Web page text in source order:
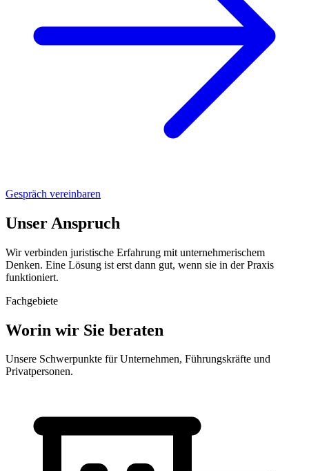
Gespräch vereinbaren
Unser Anspruch
Wir verbinden juristische Erfahrung mit unternehmerischem
Denken. Eine Lösung ist erst dann gut, wenn sie in der Praxis
funktioniert.
Fachgebiete
Worin wir Sie beraten
Unsere Schwerpunkte für Unternehmen, Führungskräfte und
Privatpersonen.